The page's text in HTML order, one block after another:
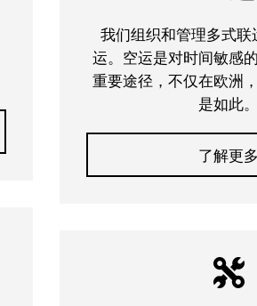
我们组织和管理多式联
运。空运是对时间敏感
重要途径，不仅在欧洲
是如此。
了解更多